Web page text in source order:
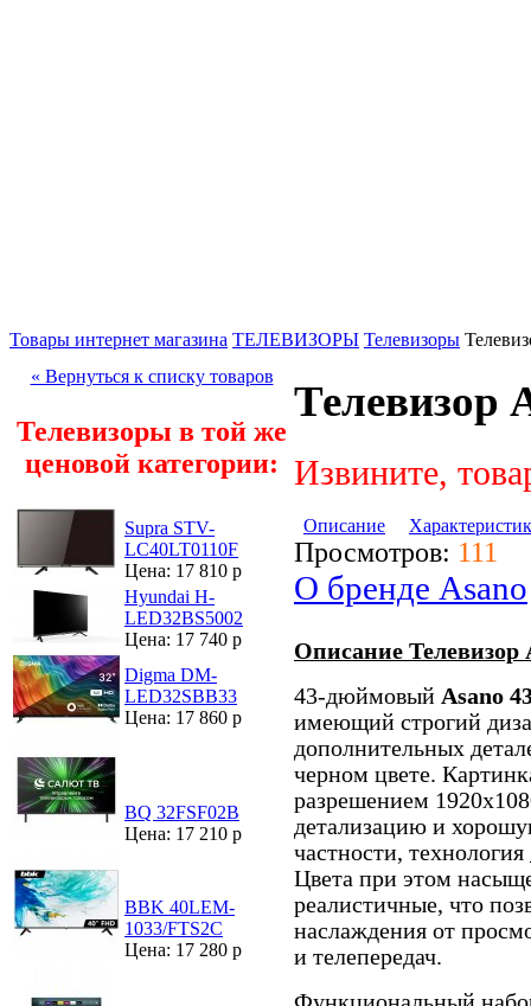
Товары интернет магазина ТЕЛЕВИЗОРЫ Телевизоры
« Вернуться к списку товаров
Телевизоры в той же
ценовой категории:
Supra STV-
LC40LT0110F
Цена: 17 810 р
Hyundai H-
LED32BS5002
Цена: 17 740 р
Digma DM-
LED32SBB33
Цена: 17 860 р
BQ 32FSF02B
Цена: 17 210 р
BBK 40LEM-
1033/FTS2C
Цена: 17 280 р
Телевизор
Извините,
Описание
Просмотров: 111
О бренде Asano
Описание Телевизор
43-дюймовый Asano
имеющий строгий
дополнительных
черном цвете.
разрешением
детализацию и
частности, технология
Цвета при этом
реалистичные, что
наслаждения от
и телепередач.